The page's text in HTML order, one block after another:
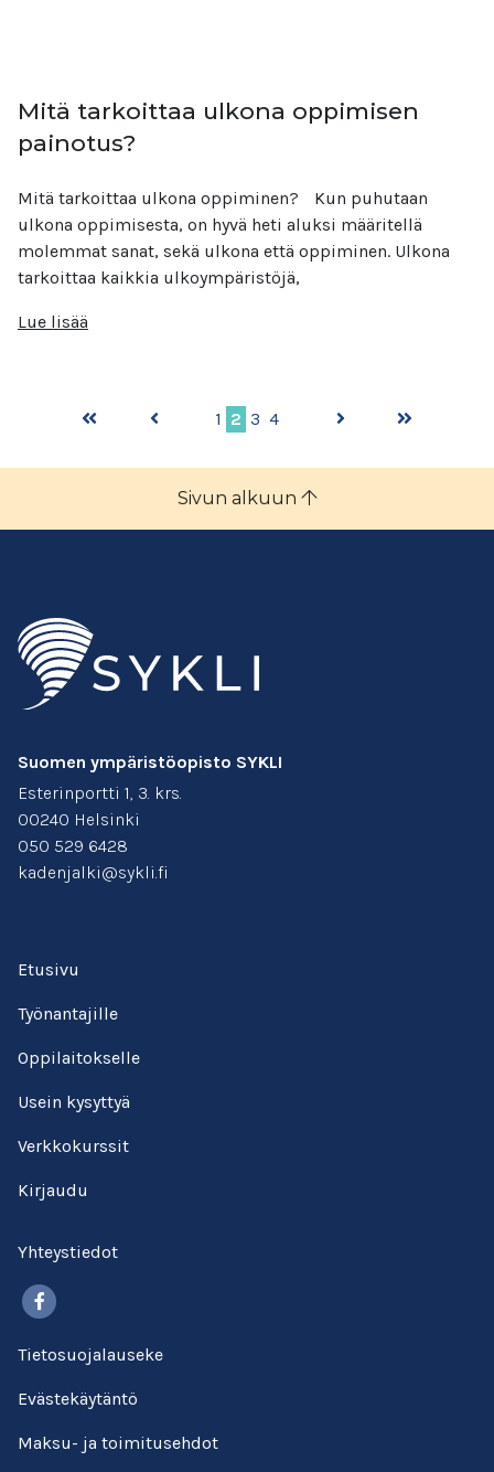
Mitä tarkoittaa ulkona oppimisen
painotus?
Mitä tarkoittaa ulkona oppiminen? Kun puhutaan
ulkona oppimisesta, on hyvä heti aluksi määritellä
molemmat sanat, sekä ulkona että oppiminen. Ulkona
tarkoittaa kaikkia ulkoympäristöjä,
Lue lisää
1 2 3 4
Sivun alkuun
Suomen ympäristöopisto SYKLI
Esterinportti 1, 3. krs.
00240 Helsinki
050 529 6428
kadenjalki@sykli.fi
Etusivu
Työnantajille
Oppilaitokselle
Usein kysyttyä
Verkkokurssit
Kirjaudu
Yhteystiedot
Tietosuojalauseke
Evästekäytäntö
Maksu- ja toimitusehdot